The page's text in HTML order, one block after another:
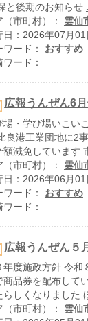
と後期のお知らせ
（市町村）： 雲仙
日：2026年07月01
ワード： おすすめ
ワード：
広報うんぜん6
場・学び場いこい
良港工業団地に2
額減免しています
（市町村）： 雲仙
日：2026年06月01
ワード： おすすめ
ワード：
広報うんぜん５
年度施政方針 令和
商品券を配布して
らしくなりました
（市町村）： 雲仙
クス
ップ